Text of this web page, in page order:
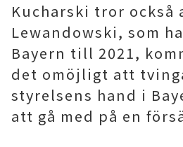
Kucharski tror också
Lewandowski, som
Bayern till 2021,
det omöjligt att
styrelsens hand i
att gå med på en